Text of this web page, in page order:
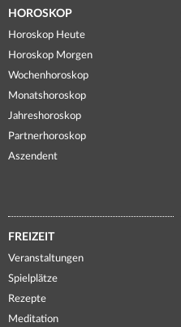
HOROSKOP
Horoskop Heute
Horoskop Morgen
Wochenhoroskop
Monatshoroskop
Jahreshoroskop
Partnerhoroskop
Aszendent
FREIZEIT
Veranstaltungen
Spielplätze
Rezepte
Meditation